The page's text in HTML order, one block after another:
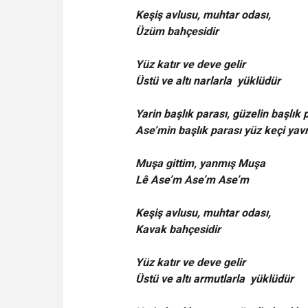
Keşiş avlusu, muhtar odası,
Üzüm bahçesidir
Yüz katır ve deve gelir
Üstü ve altı narlarla yüklüdür
Yarin başlık parası, güzelin başlık
Ase’min başlık parası yüz keçi
Muşa gittim, yanmış Muşa
Lê Ase’m Ase’m Ase’m
Keşiş avlusu, muhtar odası,
Kavak bahçesidir
Yüz katır ve deve gelir
Üstü ve altı armutlarla yüklüdür